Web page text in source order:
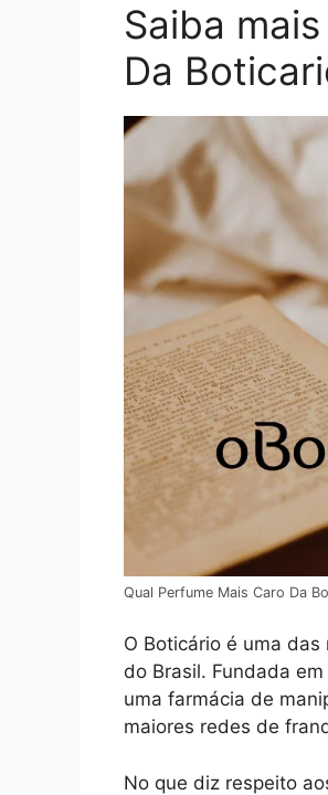
Saiba
Da
Qual Perfume Mais Caro Da
O Boticário é uma
do Brasil. Fundada
uma farmácia de
maiores redes de
No que diz respeito